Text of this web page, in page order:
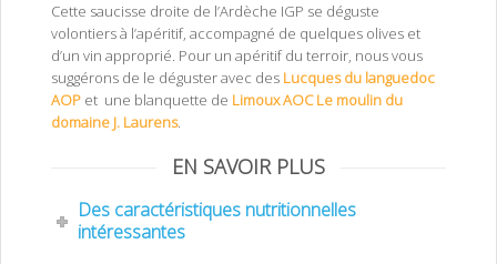
Cette saucisse droite de l’Ardèche IGP se déguste
volontiers à l’apéritif, accompagné de quelques olives et
d’un vin approprié. Pour un apéritif du terroir, nous vous
suggérons de le déguster avec des Lucques du languedoc
AOP et une blanquette de Limoux AOC Le moulin du
domaine J. Laurens.
EN SAVOIR PLUS
Des caractéristiques nutritionnelles
intéressantes